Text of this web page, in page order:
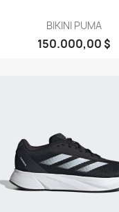
BIKINI PUMA
150.000,00 $